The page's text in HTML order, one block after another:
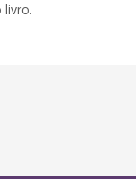
livro.